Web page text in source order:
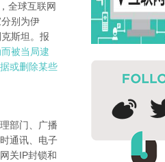
全球互联网
别为伊
斯坦。报
被当局逮
或删除某些
部门、广播
通讯、电子
关IP封锁和